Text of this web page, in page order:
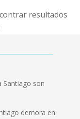
resultados
Santiago son
demora en